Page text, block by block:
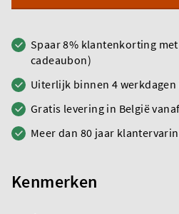
Spaar 8% klantenkorting
cadeaubon)
Uiterlijk binnen 4
Gratis levering in België
Meer dan 80 jaar
Kenmerken